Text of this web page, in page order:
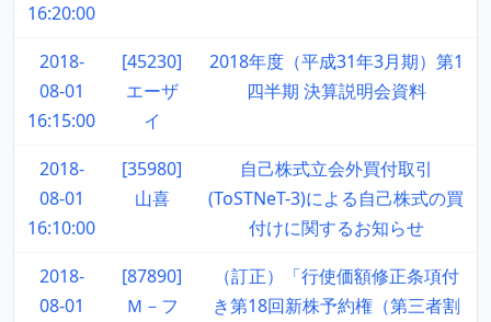
16:20:00
2018-
08-01
16:15:00
[45230]
エーザ
イ
2018年度（平成31年3月期）第1
四半期 決算説明会資料
2018-
08-01
16:10:00
[35980]
山喜
自己株式立会外買付取引
(ToSTNeT-3)による自己株式の買
付けに関するお知らせ
2018-
08-01
[87890]
Ｍ－フ
（訂正）「行使価額修正条項付
き第18回新株予約権（第三者割